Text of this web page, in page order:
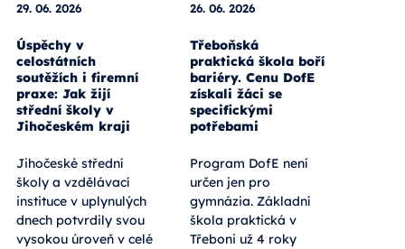
29. 06. 2026
Úspěchy v
celostátních
soutěžích i firemní
praxe: Jak žijí
střední školy v
Jihočeském kraji
Jihočeské střední
školy a vzdělávací
instituce v uplynulých
dnech potvrdily svou
vysokou úroveň v celé
26. 06. 2026
Třeboňská
praktická škola boří
bariéry. Cenu DofE
získali žáci se
specifickými
potřebami
Program DofE není
určen jen pro
gymnázia. Základní
škola praktická v
Třeboni už 4 roky